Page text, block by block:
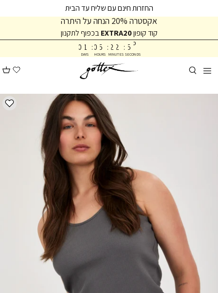
קריאה
לתפריט
העמוד
החזרות חינם עם שליח עד הבית
אקסטרה 20% הנחה על היתרה
1
0
DAYS
: 5
0
HOURS
:
2
2
2
MINUTES
: 5
6
5
5
SECONDS
קוד קופוןEXTRA20 בכפוף לתקנון